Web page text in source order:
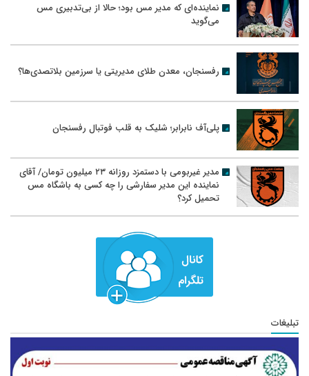
نماینده‌ای که مدیر مس بود؛ حالا از بی‌تدبیری مس
می‌گوید
رفسنجان، معدن طلای مدیریتی یا سرزمین بلاتصدی‌ها؟
پلی‌آف نابرابر؛ شلیک به قلب فوتبال رفسنجان
مدیر غیربومی با دستمزد روزانه ۲۳ میلیون تومان/ آقای
نماینده این مدیر سفارشی را چه کسی به باشگاه مس
تحمیل کرد؟
تبلیغات